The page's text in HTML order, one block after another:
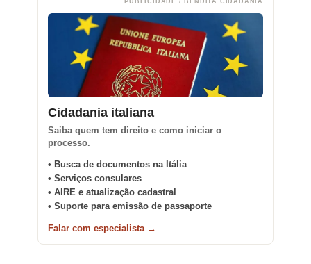
PUBLICIDADE / BENDITA CIDADANIA
Cidadania italiana
Saiba quem tem direito e como iniciar o
processo.
• Busca de documentos na Itália
• Serviços consulares
• AIRE e atualização cadastral
• Suporte para emissão de passaporte
Falar com especialista →